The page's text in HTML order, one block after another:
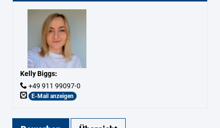
Kelly Biggs:
+49 911 99097-0
E-Mail anzeigen